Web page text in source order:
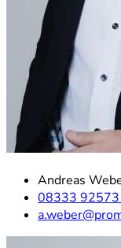
Andreas
08333